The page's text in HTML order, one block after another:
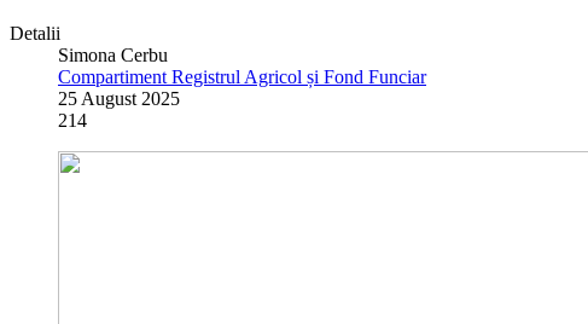
Detalii
Simona Cerbu
Compartiment Registrul Agricol și Fond Funciar
25 August 2025
214